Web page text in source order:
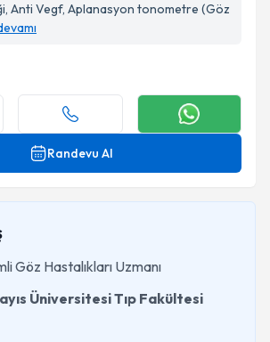
Anti Vegf, Aplanasyon tonometre (Göz
Randevu Al
Göz Hastalıkları Uzmanı
Üniversitesi Tıp Fakültesi